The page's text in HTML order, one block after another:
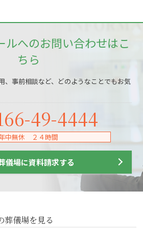
ルへのお問い合わせはこ
ちら
、事前相談など、どのようなことでもお気
49-4444
中無休 ２４時間
儀場に資料請求する
葬儀場を見る